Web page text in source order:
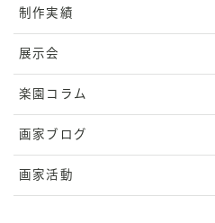
制作実績
展示会
楽園コラム
画家ブログ
画家活動